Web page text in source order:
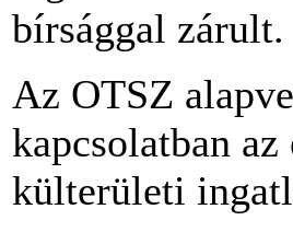
bírsággal zárult.
Az OTSZ
kapcsolatban
külterületi